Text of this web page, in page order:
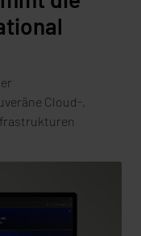
Cloud-,